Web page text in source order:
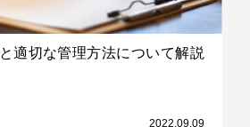
適切な管理方法について解説
2022.09.09